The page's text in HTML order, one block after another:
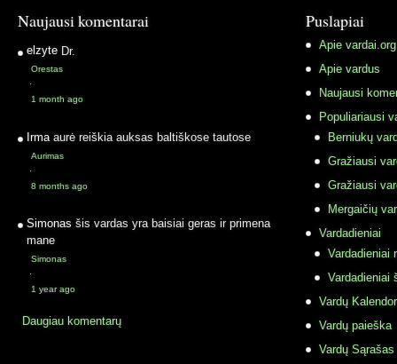
Naujausi komentarai
elzyte Dr.
Orestas
·
1 month ago
Irma aurė reiškia auksas baltiškose tautose
Aurimas
·
8 months ago
Simonas šis vardas yra baisiai geras ir primena
mane
Simonas
·
1 year ago
Daugiau komentarų
Puslapiai
Apie vardai.org
Apie vardus
Naujausi
Populiariausi
Berniukų
Gražiausi
Gražiausi
Mergaičių
Vardadieniai
Vardadieniai
Vardadieniai
Vardų
Vardų paieška
Vardų Sąrašas